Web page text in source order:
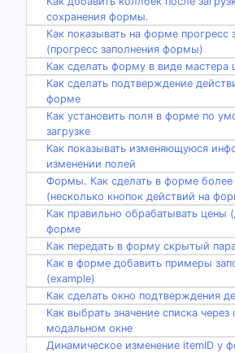
сохранения формы.
Как показывать на форме прогресс
(прогресс заполнения формы)
Как сделать форму в виде мастера
Как сделать подтверждение
форме
Как установить поля в форме по
загрузке
Как показывать изменяющуюся
изменении полей
Формы. Как сделать в форме более
(несколько кнопок действий на
Как правильно обрабатывать цены
форме
Как передать в форму скрытый
Как в форме добавить примеры
(example)
Как сделать окно подтверждения
Как выбрать значение списка через
модальном окне
Динамическое изменение itemID у